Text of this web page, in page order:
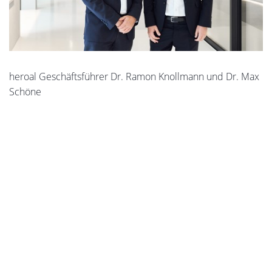
heroal Geschäftsführer Dr. Ramon Knollmann und Dr. Max
Schöne